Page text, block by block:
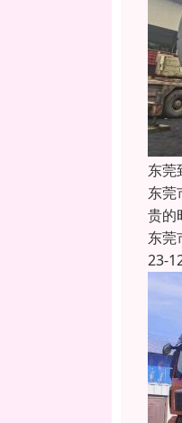
东莞
东莞
贵的
东莞
23-